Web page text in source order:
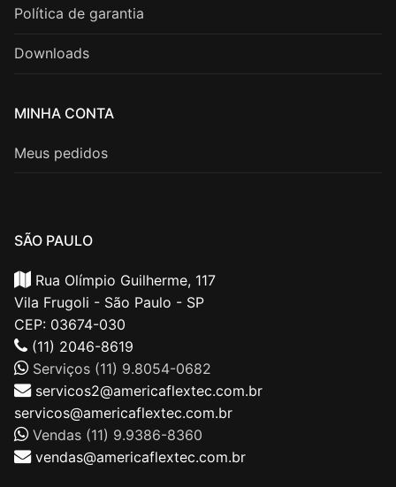
Política de garantia
Downloads
MINHA CONTA
Meus pedidos
SÃO PAULO
Rua Olímpio Guilherme, 117
Vila Frugoli - São Paulo - SP
CEP: 03674-030
(11) 2046-8619
Serviços (11) 9.8054-0682
servicos2@americaflextec.com.br
servicos@americaflextec.com.br
Vendas (11) 9.9386-8360
vendas@americaflextec.com.br